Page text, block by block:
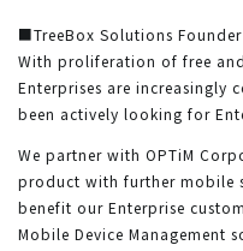
■TreeBox Solutions Founder
With proliferation of free
Enterprises are increasingly
been actively looking for
We partner with OPTiM
product with further mobile
benefit our Enterprise
Mobile Device Management